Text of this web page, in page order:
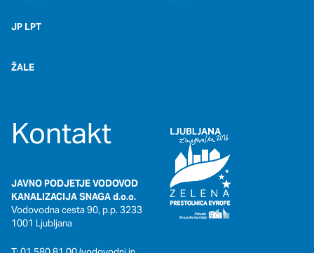
JP LPT
ŽALE
Kontakt
JAVNO PODJETJE VODOVOD
KANALIZACIJA SNAGA d.o.o.
Vodovodna cesta 90, p.p. 3233
1001 Ljubljana